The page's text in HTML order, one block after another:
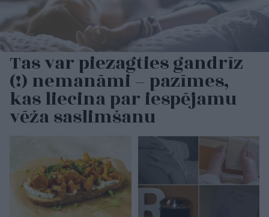
Tas var piezagties gandrīz
(!) nemanāmi – pazīmes,
kas liecina par iespējamu
vēža saslimšanu